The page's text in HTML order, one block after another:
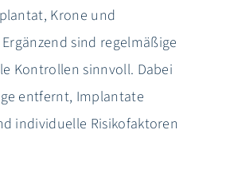
Krone und
sind regelmäßige
Kontrollen sinnvoll. Dabei
entfernt, Implantate
individuelle Risikofaktoren